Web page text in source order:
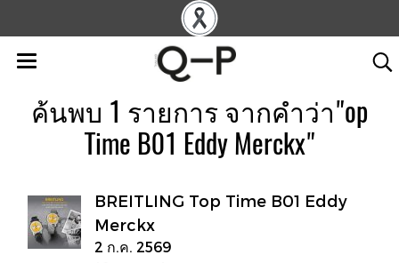
ค้นพบ 1 รายการ จากคำว่า"op
Time B01 Eddy Merckx"
BREITLING Top Time B01 Eddy
Merckx
2 ก.ค. 2569